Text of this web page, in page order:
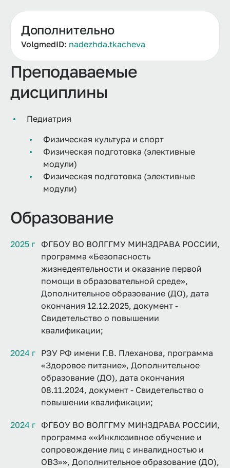
Преподаваемые
дисциплины
Педиатрия
Физическая культура и спорт
Физическая подготовка (элективные
модули)
Физическая подготовка (элективные
модули)
Образование
2025 г
ФГБОУ ВО ВОЛГГМУ МИНЗДРАВА РОССИИ,
программа «Безопасность
жизнедеятельности и оказание первой
помощи в образовательной среде»,
Дополнительное образование (ДО), дата
окончания 12.12.2025, документ -
Свидетельство о повышении
квалификации;
2024 г РЭУ РФ имени Г.В. Плеханова, программа
«Здоровое питание», Дополнительное
образование (ДО), дата окончания
08.11.2024, документ - Свидетельство о
повышении квалификации;
2024 г ФГБОУ ВО ВОЛГГМУ МИНЗДРАВА РОССИИ,
программа ««Инклюзивное обучение и
сопровождение лиц с инвалидностью и
ОВЗ»», Дополнительное образование (ДО),
Дополнительно
VolgmedID: nadezhda.tkacheva